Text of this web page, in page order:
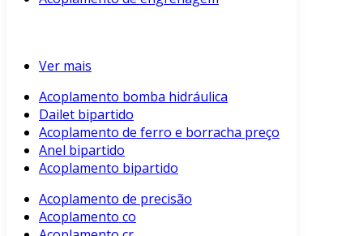
Ver mais
Acoplamento bomba hidráulica
Dailet bipartido
Acoplamento de ferro e borracha preço
Anel bipartido
Acoplamento bipartido
Acoplamento de precisão
Acoplamento co